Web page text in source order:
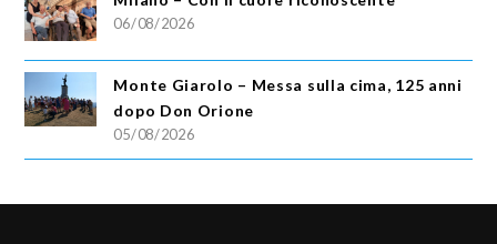
06/08/2026
Monte Giarolo – Messa sulla cima, 125 anni
dopo Don Orione
05/08/2026